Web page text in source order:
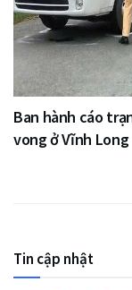
Ban hành cáo
vong ở Vĩnh Long
Tin cập nhật